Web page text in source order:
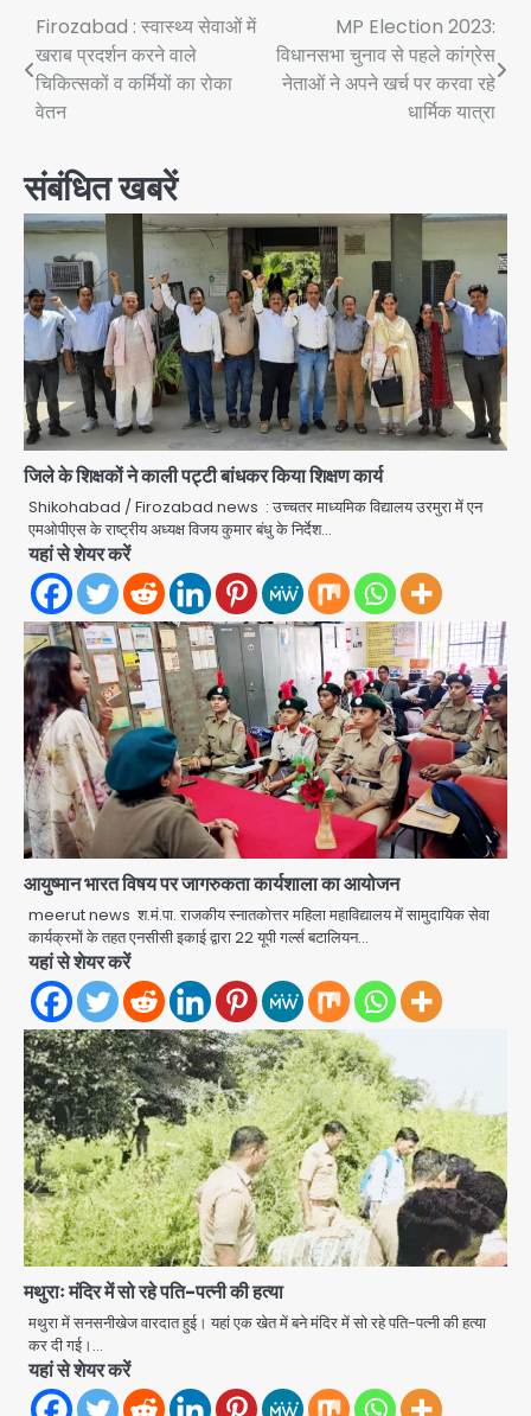
Post
navigation
Firozabad : स्वास्थ्य सेवाओं में
खराब प्रदर्शन करने वाले
चिकित्सकों व कर्मियों का रोका
वेतन
MP Election 2023:
विधानसभा चुनाव से पहले कांग्रेस
नेताओं ने अपने खर्च पर करवा रहे
धार्मिक यात्रा
संबंधित खबरें
जिले के शिक्षकों ने काली पट्टी बांधकर किया शिक्षण कार्य
Shikohabad / Firozabad news : उच्चतर माध्यमिक विद्यालय उरमुरा में एन
एमओपीएस के राष्ट्रीय अध्यक्ष विजय कुमार बंधु के निर्देश…
यहां से शेयर करें
आयुष्मान भारत विषय पर जागरुकता कार्यशाला का आयोजन
meerut news श.मं.पा. राजकीय स्नातकोत्तर महिला महाविद्यालय में सामुदायिक सेवा
कार्यक्रमों के तहत एनसीसी इकाई द्वारा 22 यूपी गर्ल्स बटालियन…
यहां से शेयर करें
मथुराः मंदिर में सो रहे पति-पत्नी की हत्या
मथुरा में सनसनीखेज वारदात हुई। यहां एक खेत में बने मंदिर में सो रहे पति-पत्नी की हत्या
कर दी गई।…
यहां से शेयर करें
2
Noida Authority: कर्तव्यनिष्ठा की
मिसाल, मूसलाधार बारिश के बीच नोएडा
आरडब्ल्यूए ने जताया आभार
Avinash Kumar
3
Türkiye-Pakistan: मक्का में सऊदी,
तुर्की और पाकिस्तान का साझा रक्षा समझौता,
जानें इसके मायने
Avinash Kumar
4
Greater Noida (Badalpur):
सरिया लदा कैंटर अनियंत्रित होकर घुसा
किराना दुकान में , ड्राइवर की मौत
Avinash Kumar
5
DC Movie Review: लोकेश कनगराज की
एक्टिंग डेब्यू फिल्म विजुअली स्ट्राइकिंग लेकिन